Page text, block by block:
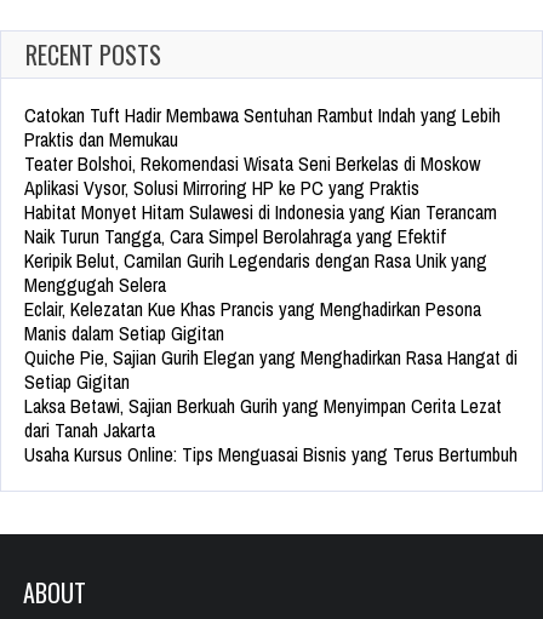
RECENT POSTS
Catokan Tuft Hadir Membawa Sentuhan Rambut Indah yang Lebih
Praktis dan Memukau
Teater Bolshoi, Rekomendasi Wisata Seni Berkelas di Moskow
Aplikasi Vysor, Solusi Mirroring HP ke PC yang Praktis
Habitat Monyet Hitam Sulawesi di Indonesia yang Kian Terancam
Naik Turun Tangga, Cara Simpel Berolahraga yang Efektif
Keripik Belut, Camilan Gurih Legendaris dengan Rasa Unik yang
Menggugah Selera
Eclair, Kelezatan Kue Khas Prancis yang Menghadirkan Pesona
Manis dalam Setiap Gigitan
Quiche Pie, Sajian Gurih Elegan yang Menghadirkan Rasa Hangat di
Setiap Gigitan
Laksa Betawi, Sajian Berkuah Gurih yang Menyimpan Cerita Lezat
dari Tanah Jakarta
Usaha Kursus Online: Tips Menguasai Bisnis yang Terus Bertumbuh
ABOUT